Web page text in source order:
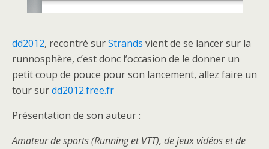
dd2012, recontré surStrands vient de se lancer sur la
runnosphère, c’est donc l’occasion de le donner un
petit coup de pouce pour son lancement, allez faire un
tour surdd2012.free.fr
Présentation de son auteur :
Amateur de sports (Running et VTT), de jeux vidéos et de